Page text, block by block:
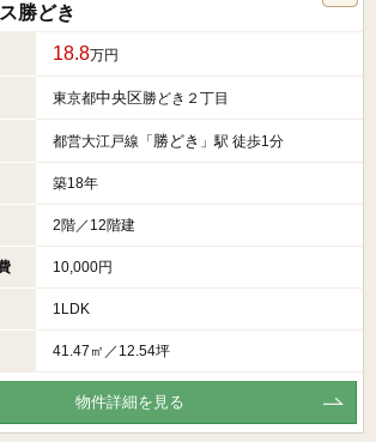
勝どき
18.8万円
東京都中央区勝どき２丁目
都営大江戸線「 勝どき 」駅 徒歩1分
築18年
2階／12階建
10,000円
1LDK
41.47㎡／12.54坪
物件詳細を見る